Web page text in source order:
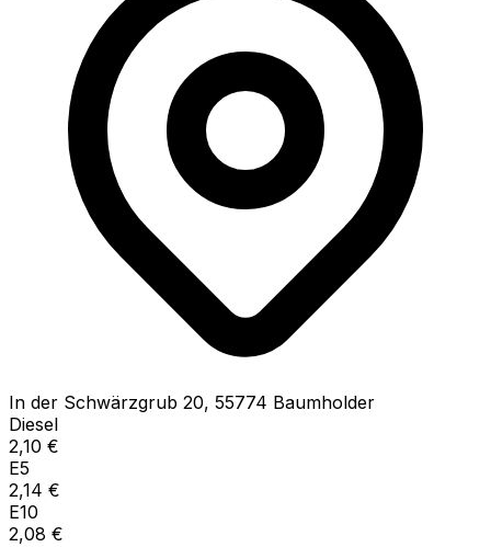
In der Schwärzgrub 20, 55774 Baumholder
Diesel
2,10 €
E5
2,14 €
E10
2,08 €